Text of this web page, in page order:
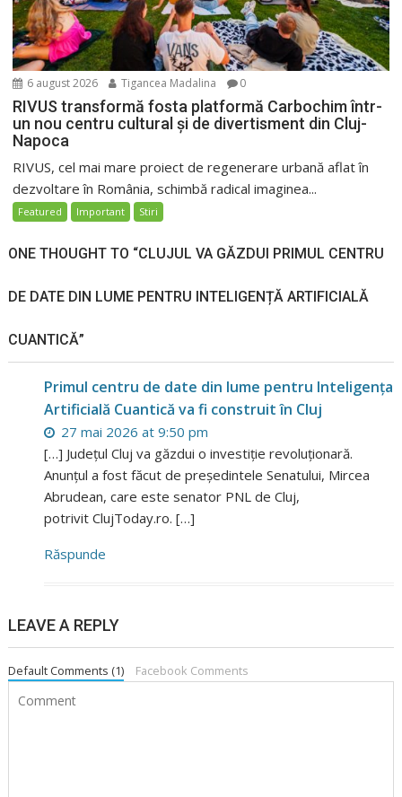
6 august 2026 Tigancea Madalina 0
RIVUS transformă fosta platformă Carbochim într-
un nou centru cultural și de divertisment din Cluj-
Napoca
RIVUS, cel mai mare proiect de regenerare urbană aflat în
dezvoltare în România, schimbă radical imaginea...
Featured Important Stiri
ONE THOUGHT TO “CLUJUL VA GĂZDUI PRIMUL CENTRU
DE DATE DIN LUME PENTRU INTELIGENȚĂ ARTIFICIALĂ
CUANTICĂ”
Primul centru de date din lume pentru Inteligența
Artificială Cuantică va fi construit în Cluj
27 mai 2026 at 9:50 pm
[…] Județul Cluj va găzdui o investiție revoluționară.
Anunțul a fost făcut de președintele Senatului, Mircea
Abrudean, care este senator PNL de Cluj,
potrivit ClujToday.ro. […]
Răspunde
LEAVE A REPLY
Default Comments (1) Facebook Comments